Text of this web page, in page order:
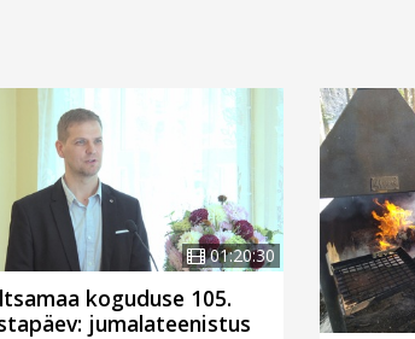
01:20:30
koguduse 105.
jumalateenistus